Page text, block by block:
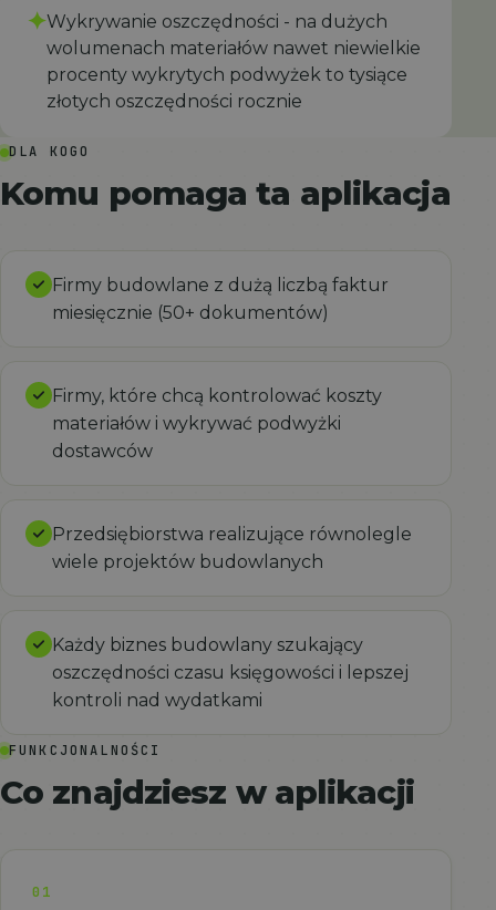
✦Wykrywanie oszczędności - na dużych
wolumenach materiałów nawet niewielkie
procenty wykrytych podwyżek to tysiące
złotych oszczędności rocznie
DLA KOGO
Komu pomaga ta aplikacja
Firmy budowlane z dużą liczbą faktur
miesięcznie (50+ dokumentów)
Firmy, które chcą kontrolować koszty
materiałów i wykrywać podwyżki
dostawców
Przedsiębiorstwa realizujące równolegle
wiele projektów budowlanych
Każdy biznes budowlany szukający
oszczędności czasu księgowości i lepszej
kontroli nad wydatkami
FUNKCJONALNOŚCI
Co znajdziesz w aplikacji
01